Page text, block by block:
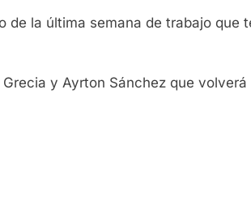
de la última semana de trabajo que
y Ayrton Sánchez que volverá